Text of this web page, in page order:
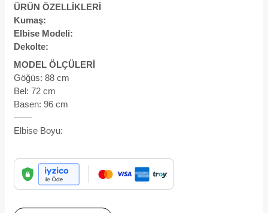
ÜRÜN ÖZELLİKLERİ
Kumaş:
Elbise Modeli:
Dekolte:
MODEL ÖLÇÜLERİ
Göğüs: 88 cm
Bel: 72 cm
Basen: 96 cm
——
Elbise Boyu: